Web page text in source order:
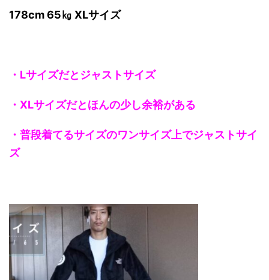
178cm 65㎏ XLサイズ
・Lサイズだとジャストサイズ
・XLサイズだとほんの少し余裕がある
・普段着てるサイズのワンサイズ上でジャストサイ
ズ